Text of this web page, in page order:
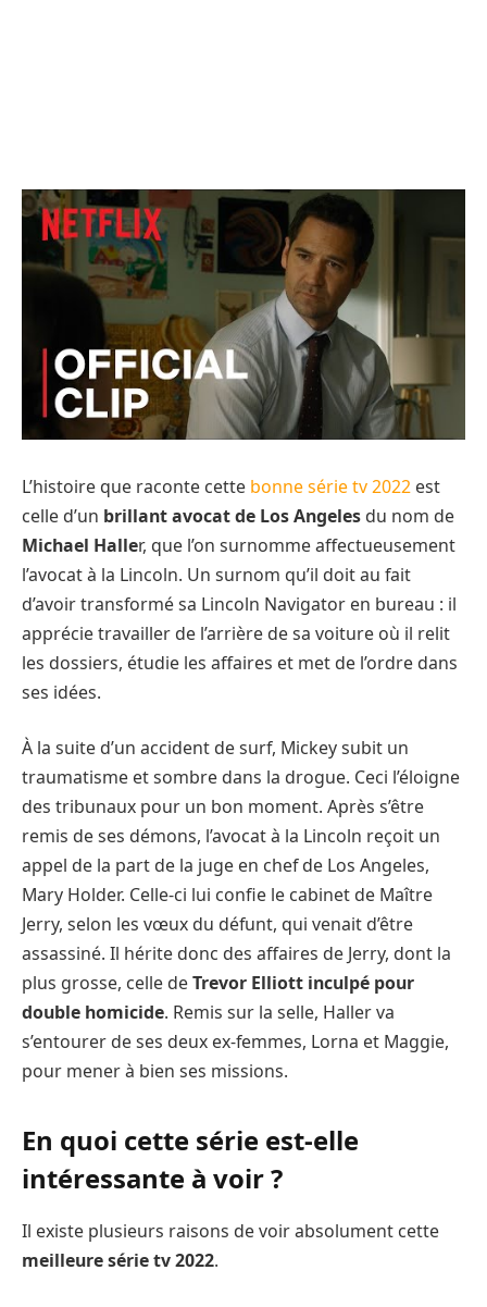
L’histoire que raconte cette bonne série tv 2022 est
celle d’un brillant avocat de Los Angeles du nom de
Michael Haller, que l’on surnomme affectueusement
l’avocat à la Lincoln. Un surnom qu’il doit au fait
d’avoir transformé sa Lincoln Navigator en bureau : il
apprécie travailler de l’arrière de sa voiture où il relit
les dossiers, étudie les affaires et met de l’ordre dans
ses idées.
À la suite d’un accident de surf, Mickey subit un
traumatisme et sombre dans la drogue. Ceci l’éloigne
des tribunaux pour un bon moment. Après s’être
remis de ses démons, l’avocat à la Lincoln reçoit un
appel de la part de la juge en chef de Los Angeles,
Mary Holder. Celle-ci lui confie le cabinet de Maître
Jerry, selon les vœux du défunt, qui venait d’être
assassiné. Il hérite donc des affaires de Jerry, dont la
plus grosse, celle deTrevor Elliott inculpé pour
double homicide. Remis sur la selle, Haller va
s’entourer de ses deux ex-femmes, Lorna et Maggie,
pour mener à bien ses missions.
En quoi cette série est-elle
intéressante à voir ?
Il existe plusieurs raisons de voir absolument cette
meilleure série tv 2022.